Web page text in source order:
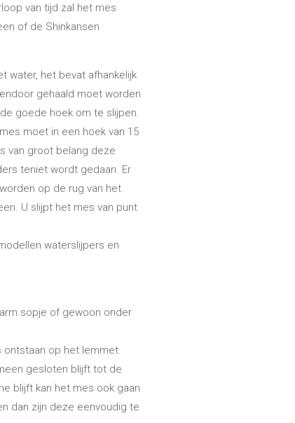
van tijd zal het mes
of de Shinkansen
water, het bevat afhankelijk
gehaald moet worden
goede hoek om te slijpen.
moet in een hoek van 15
van groot belang deze
teniet wordt gedaan. Er
op de rug van het
U slijpt het mes van punt
waterslijpers en
sopje of gewoon onder
ontstaan op het lemmet.
gesloten blijft tot de
blijft kan het mes ook gaan
dan zijn deze eenvoudig te